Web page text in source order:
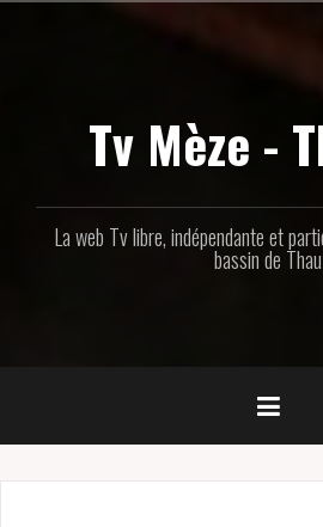
Tv Mèze -
La web Tv libre, indépendante et
bassin de Thau